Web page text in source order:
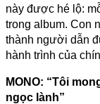
này được hé lộ:
trong album. Con
thành người dẫn
hành trình của
MONO: “Tôi
ngọc lành”